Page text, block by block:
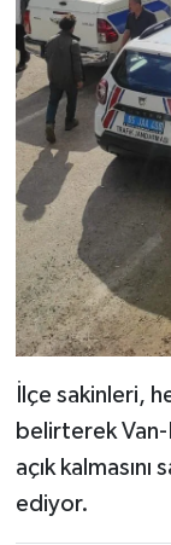
İlçe sakinleri,
belirterek
açık
ediyor.